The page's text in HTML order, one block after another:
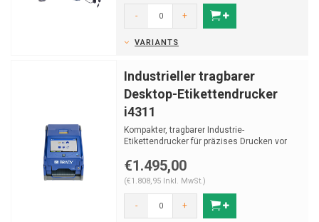
- +
VARIANTS
Industrieller tragbarer
Desktop-Etikettendrucker
i4311
Kompakter, tragbarer Industrie-
Etikettendrucker für präzises Drucken vor
€1.495,00
(€1.808,95 Inkl. MwSt.)
- +